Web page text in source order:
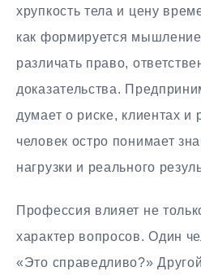
хрупкость тела и цену
как формируется
различать право,
доказательства.
думает о риске, клиентах и
человек остро понимает
нагрузки и реального
Профессия влияет не
характер вопросов. Один
«Это справедливо?»